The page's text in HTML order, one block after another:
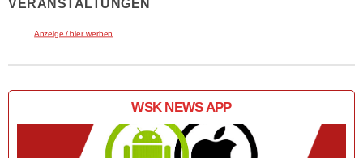
VERANSTALTUNGEN
Anzeige / hier werben
WSK NEWS APP